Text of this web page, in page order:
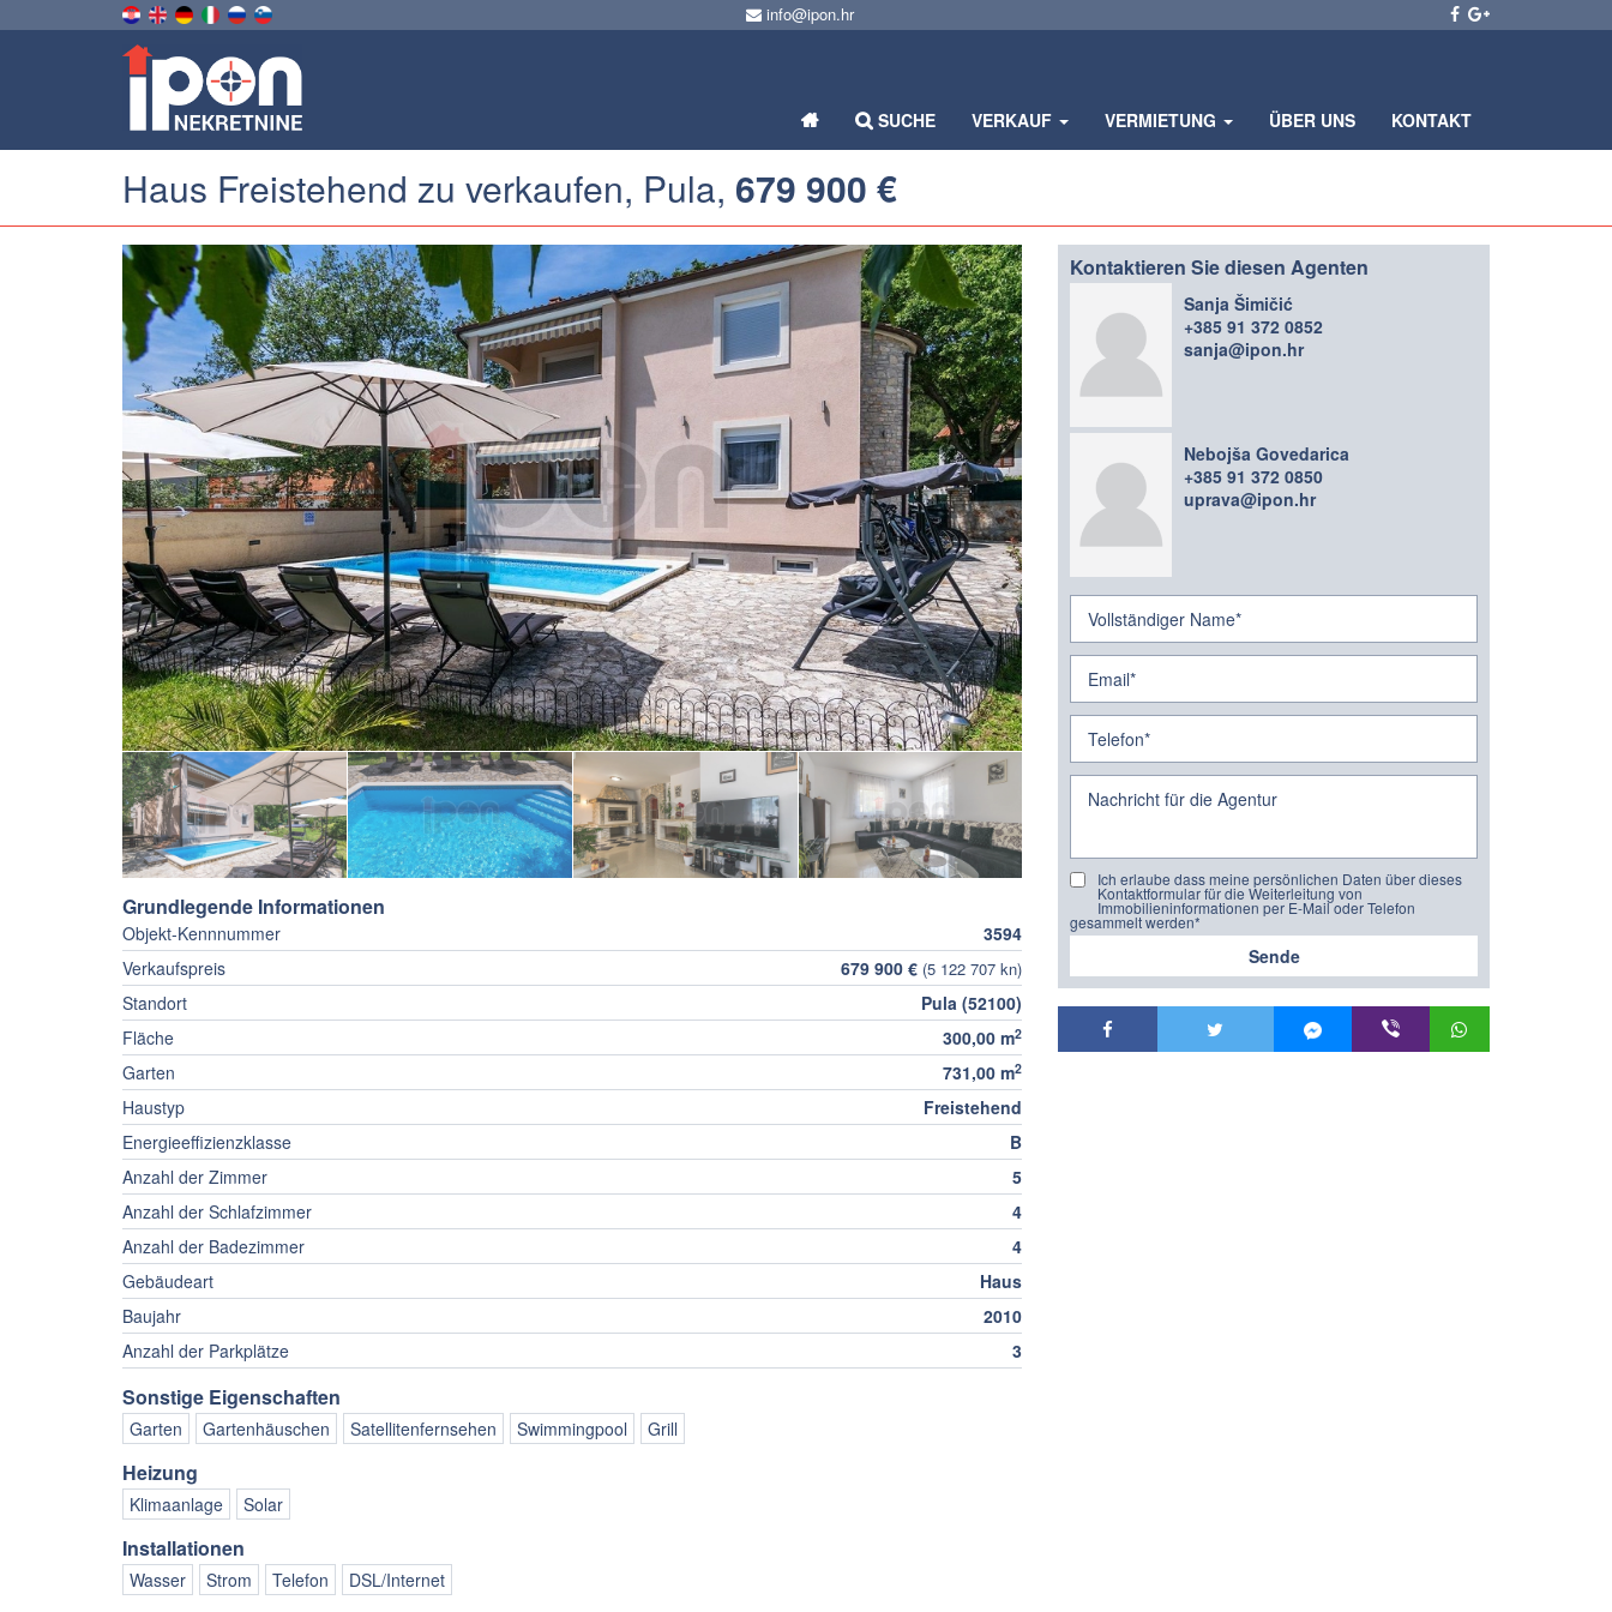
info@ipon.hr
SUCHE VERKAUF VERMIETUNG ÜBER UNS KONTAKT
Haus Freistehend zu verkaufen, Pula, 679 900 €
Grundlegende Informationen
Objekt-Kennnummer
3594
Verkaufspreis
679 900 € (5 122 707 kn)
Standort
Pula (52100)
Fläche
300,00 m2
Garten 731,00 m2
Haustyp
Freistehend
Energieeffizienzklasse
B
Anzahl der Zimmer
5
Anzahl der Schlafzimmer
4
Anzahl der Badezimmer
4
Gebäudeart
Haus
Baujahr
2010
Anzahl der Parkplätze
3
Sonstige Eigenschaften
Garten Gartenhäuschen Satellitenfernsehen Swimmingpool Grill
Heizung
Klimaanlage Solar
Installationen
Wasser Strom Telefon DSL/Internet
Kontaktieren Sie diesen Agenten
Sanja Šimičić
+385 91 372 0852
sanja@ipon.hr
Nebojša Govedarica
+385 91 372 0850
uprava@ipon.hr
Ich erlaube dass meine persönlichen Daten über dieses
Kontaktformular für die Weiterleitung von
Immobilieninformationen per E-Mail oder Telefon
gesammelt werden*
Sende